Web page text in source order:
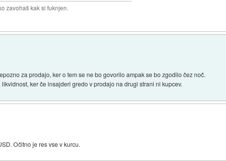
zavohaš kak si fuknjen.
za prodajo, ker o tem se ne bo govorilo ampak se bo zgodilo čez noč.
ker če insajderi gredo v prodajo na drugi strani ni kupcev.
Očitno je res vse v kurcu.